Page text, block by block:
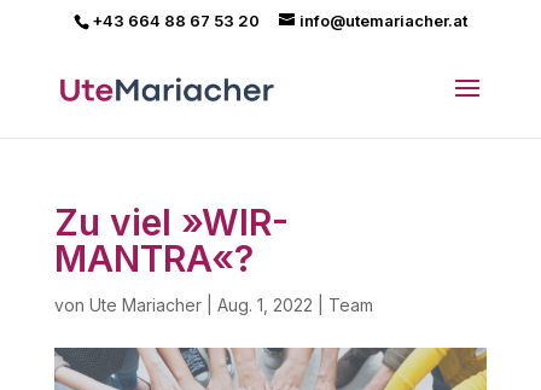
+43 664 88 67 53 20 info@utemariacher.at
Zu viel »WIR-
MANTRA«?
von Ute Mariacher| Aug. 1, 2022 Team